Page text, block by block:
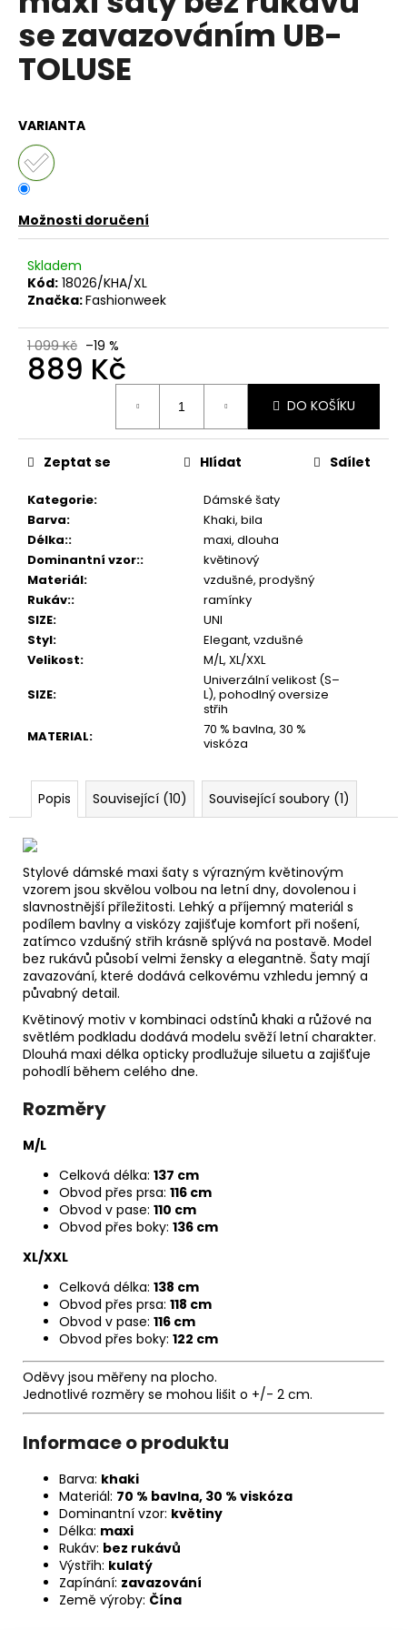
5
hvězdiček.
se zavazováním UB-
TOLUSE
VARIANTA
Možnosti doručení
Skladem
Kód: 18026/KHA/XL
Značka:Fashionweek
1 099 Kč –19 %
889 Kč
DO KOŠÍKU
Kategorie:
Dámské šaty
Barva:
Khaki, bila
Délka::
maxi, dlouha
Dominantní vzor::
květinový
Materiál:
vzdušné, prodyšný
Rukáv::
ramínky
SIZE:
UNI
Styl:
Elegant, vzdušné
Velikost:
M/L, XL/XXL
SIZE:
Univerzální velikost (S–
L), pohodlný oversize
střih
MATERIAL:
70 % bavlna, 30 %
viskóza
Zeptat se Hlídat Sdílet
Popis Související (10) Související soubory (1)
Stylové dámské maxi šaty s výrazným květinovým
vzorem jsou skvělou volbou na letní dny, dovolenou i
slavnostnější příležitosti. Lehký a příjemný materiál s
podílem bavlny a viskózy zajišťuje komfort při nošení,
zatímco vzdušný střih krásně splývá na postavě. Model
bez rukávů působí velmi žensky a elegantně. Šaty mají
zavazování, které dodává celkovému vzhledu jemný a
půvabný detail.
Květinový motiv v kombinaci odstínů khaki a růžové na
světlém podkladu dodává modelu svěží letní charakter.
Dlouhá maxi délka opticky prodlužuje siluetu a zajišťuje
pohodlí během celého dne.
Rozměry
M/L
Celková délka: 137 cm
Obvod přes prsa: 116 cm
Obvod v pase: 110 cm
Obvod přes boky: 136 cm
XL/XXL
Celková délka: 138 cm
Obvod přes prsa: 118 cm
Obvod v pase: 116 cm
Obvod přes boky: 122 cm
Oděvy jsou měřeny na plocho.
Jednotlivé rozměry se mohou lišit o +/- 2 cm.
Informace o produktu
Barva: khaki
Materiál: 70 % bavlna, 30 % viskóza
Dominantní vzor: květiny
Délka: maxi
Rukáv: bez rukávů
Výstřih: kulatý
Zapínání: zavazování
Země výroby: Čína
u
j
e
m
DÁMSKÉ
BAVLNĚNÉ
A
ŠATY
S
IT-
LOBOS
799
Původně:
899
Kč